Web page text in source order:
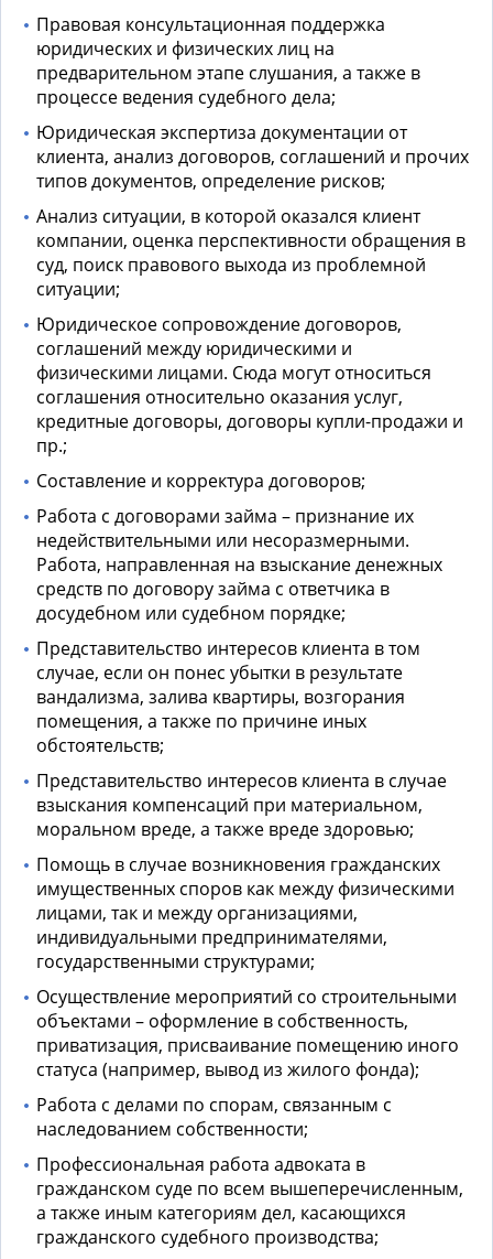
Правовая консультационная поддержка
юридических и физических лиц на
предварительном этапе слушания, а также в
процессе ведения судебного дела;
Юридическая экспертиза документации от
клиента, анализ договоров, соглашений и прочих
типов документов, определение рисков;
Анализ ситуации, в которой оказался клиент
компании, оценка перспективности обращения в
суд, поиск правового выхода из проблемной
ситуации;
Юридическое сопровождение договоров,
соглашений между юридическими и
физическими лицами. Сюда могут относиться
соглашения относительно оказания услуг,
кредитные договоры, договоры купли-продажи и
пр.;
Составление и корректура договоров;
Работа с договорами займа – признание их
недействительными или несоразмерными.
Работа, направленная на взыскание денежных
средств по договору займа с ответчика в
досудебном или судебном порядке;
Представительство интересов клиента в том
случае, если он понес убытки в результате
вандализма, залива квартиры, возгорания
помещения, а также по причине иных
обстоятельств;
Представительство интересов клиента в случае
взыскания компенсаций при материальном,
моральном вреде, а также вреде здоровью;
Помощь в случае возникновения гражданских
имущественных споров как между физическими
лицами, так и между организациями,
индивидуальными предпринимателями,
государственными структурами;
Осуществление мероприятий со строительными
объектами – оформление в собственность,
приватизация, присваивание помещению иного
статуса (например, вывод из жилого фонда);
Работа с делами по спорам, связанным с
наследованием собственности;
Профессиональная работа адвоката в
гражданском суде по всем вышеперечисленным,
а также иным категориям дел, касающихся
гражданского судебного производства;